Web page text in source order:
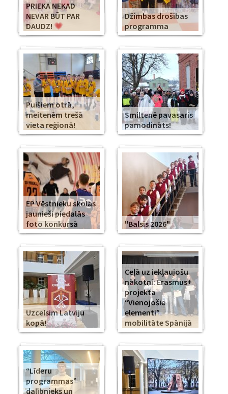
PRIEKA NEKAD
NEVAR BŪT PAR
DAUDZ!
Džimbas drošības
programma
Puišiem otrā,
meitenēm trešā
vieta reģionā!
Smiltenē pavasaris
pamodināts!
EP Vēstnieku skolas
jaunieši piedalās
foto konkursā
"Balsis 2026"
Uzcelsim Latviju
kopā!
Ceļā uz iekļaujošu
nākotni: Erasmus+
projekta
“Vienojošie
elementi”
mobilitāte Spānijā
“Līderu
programmas”
dalībnieks un